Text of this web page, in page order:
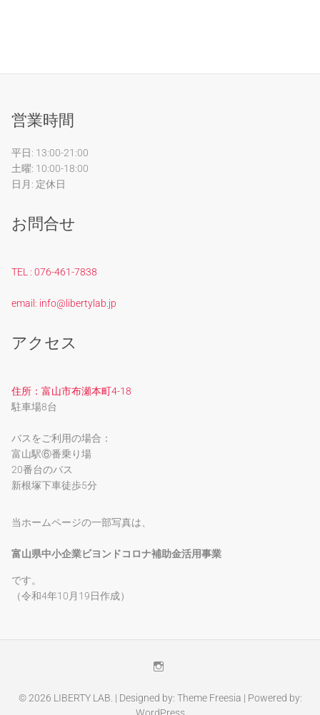
営業時間
平日: 13:00-21:00
土曜: 10:00-18:00
日月: 定休日
お問合せ
TEL : 076-461-7838
email: info@libertylab.jp
アクセス
住所：富山市布瀬本町4-18
駐車場8台
バスをご利用の場合：
富山駅⑥番乗り場
20番台のバス
新根塚下車徒歩5分
当ホームページの一部写真は、
富山県中小企業ビヨンドコロナ補助金活用事業
です。
（令和4年10月19日作成）
Instagram
© 2026 LIBERTY LAB. | Designed by: Theme Freesia | Powered by: